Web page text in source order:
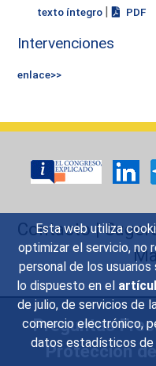
Esta web utiliza
optimizar el servicio, no
personal de los
lo dispuesto en el
de julio, de servicios de
comercio electrónico,
datos estadísticos de
texto íntegro | PDF
Intervenciones
enlace>>
Contacto|
Preguntas
Protección